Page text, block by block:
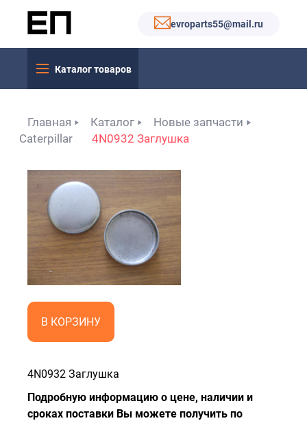
evroparts55@mail.ru
Каталог товаров
Главная Каталог
Новые запчасти
Caterpillar
4N0932 Заглушка
В КОРЗИНУ
4N0932 Заглушка
Подробную информацию о цене, наличии и
сроках поставки Вы можете получить по